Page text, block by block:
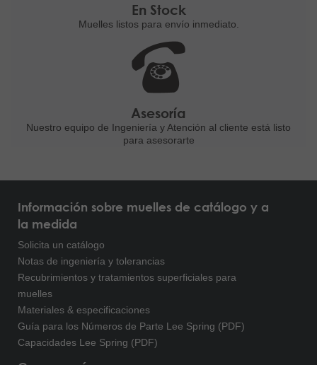
En Stock
Muelles listos para envío inmediato.
Asesoría
Nuestro equipo de Ingeniería y Atención al cliente está listo
para asesorarte
Información sobre muelles de catálogo y a
la medida
Solicita un catálogo
Notas de ingeniería y tolerancias
Recubrimientos y tratamientos superficiales para
muelles
Materiales & especificaciones
Guía para los Números de Parte Lee Spring (PDF)
Capacidades Lee Spring (PDF)